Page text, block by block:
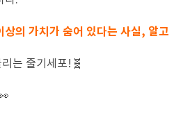
상의 가치가 숨어 있다는 사실, 알고
는 줄기세포!🧬